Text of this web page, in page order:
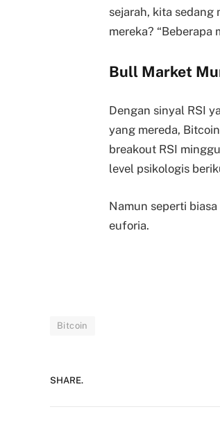
sejarah, kita sedang
mereka? “Beberapa
Bull Market
Dengan sinyal RSI
yang mereda,
breakout RSI
level psikologis
Namun seperti
euforia.
Bitcoin
SHARE.